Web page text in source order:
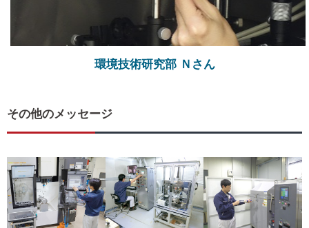
環境技術研究部 Ｎさん
その他のメッセージ